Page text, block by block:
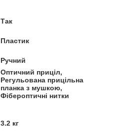
Так
Пластик
Ручний
Оптичний приціл,
Регульована прицільна
планка з мушкою,
Фібероптичні нитки
3.2 кг